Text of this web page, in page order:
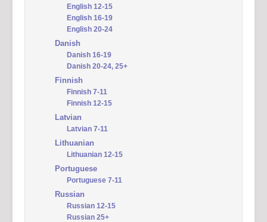
English 12-15
English 16-19
English 20-24
Danish
Danish 16-19
Danish 20-24, 25+
Finnish
Finnish 7-11
Finnish 12-15
Latvian
Latvian 7-11
Lithuanian
Lithuanian 12-15
Portuguese
Portuguese 7-11
Russian
Russian 12-15
Russian 25+